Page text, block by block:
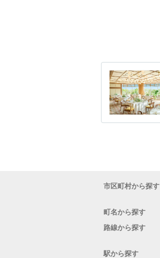
市区町村から探す
町名から探す
路線から探す
駅から探す